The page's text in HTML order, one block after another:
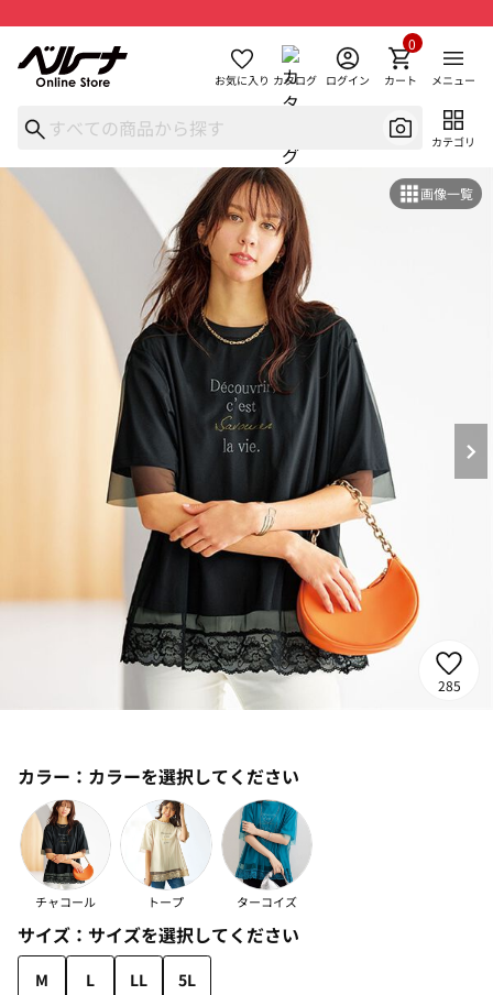
お気に入り カタログ ログイン カート
0
メニュー
カテゴリ
画像一覧
285
カラー： カラーを選択してください
チャコール トープ ターコイズ
サイズ： サイズを選択してください
M L LL
5L